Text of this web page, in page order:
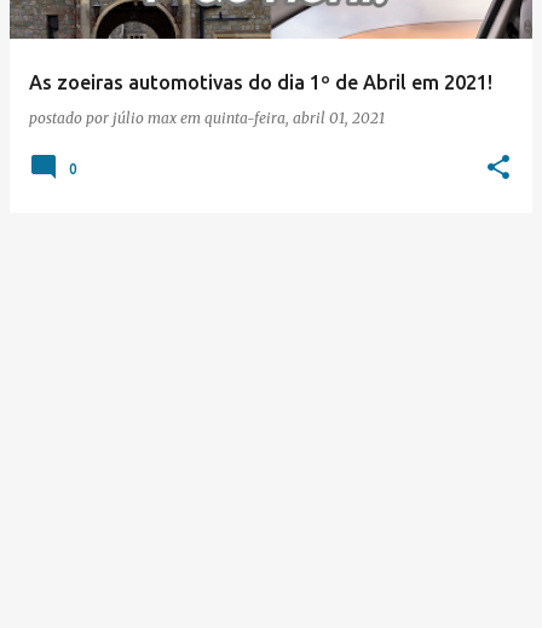
As zoeiras automotivas do dia 1º de Abril em 2021!
postado por júlio max em quinta-feira, abril 01, 2021
0